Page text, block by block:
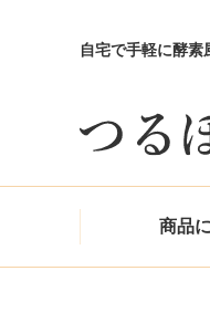
自宅で手軽に酵
商品